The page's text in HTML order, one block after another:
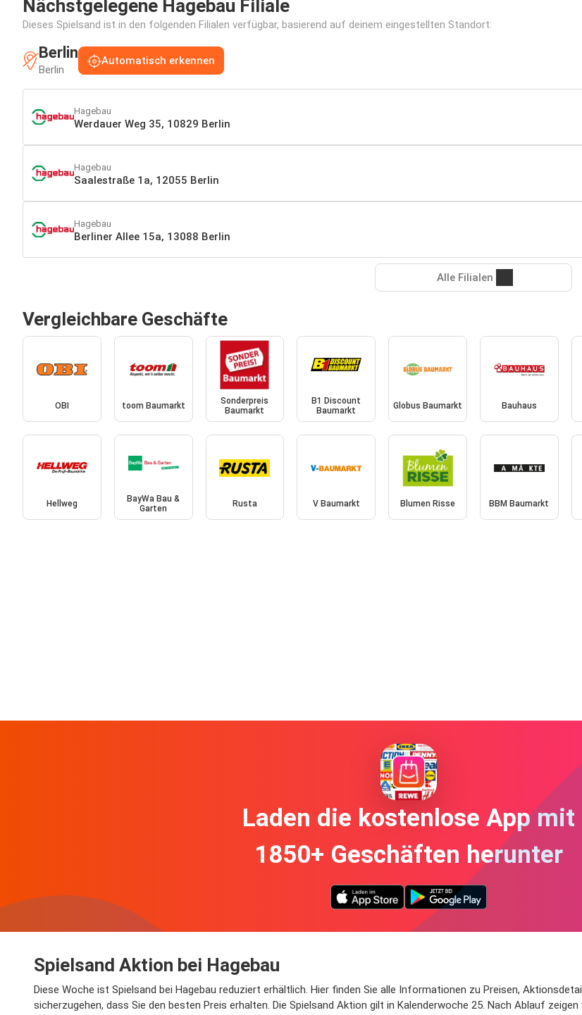
Nächstgelegene Hagebau Filiale
Dieses Spielsand ist in den folgenden Filialen verfügbar, basierend auf deinem eingestellten Standort:
Berlin
Berlin
Automatisch erkennen
Hagebau
Werdauer Weg 35, 10829 Berlin
Hagebau
Saalestraße 1a, 12055 Berlin
Hagebau
Berliner Allee 15a, 13088 Berlin
Alle Filialen
Vergleichbare Geschäfte
OBI toom Baumarkt
Sonderpreis
Baumarkt
B1 Discount
Baumarkt
Globus Baumarkt Bauhaus
Hellweg
BayWa Bau &
Garten
Rusta V Baumarkt Blumen Risse BBM Baumarkt
Laden die kostenlose App mit
1850+ Geschäften herunter
Spielsand Aktion bei Hagebau
Diese Woche ist Spielsand bei Hagebau reduziert erhältlich. Hier finden Sie alle Informationen zu Preisen,
sicherzugehen, dass Sie den besten Preis erhalten. Die Spielsand Aktion gilt in Kalenderwoche 25. Nach Ablauf